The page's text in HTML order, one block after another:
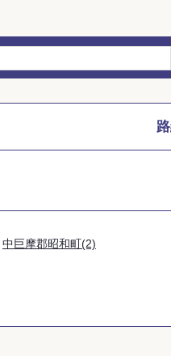
中巨摩郡昭和町(2)